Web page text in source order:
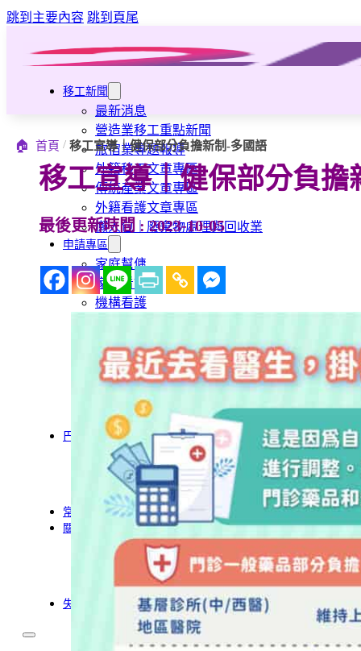
跳到主要內容 跳到頁尾
移工新聞
最新消息
營造業移工重點新聞
旅宿業專題報導
外籍移工文章專區
傳統產業文章專區
外籍看護文章專區
懶人包｜廢棄物處理與回收業
申請專區
家庭幫傭
家庭看護
機構看護
製造業移工
白領專業移工
農業移工
營造業移工
餐飲旅宿-實習生專區
巴氏量表
「3分鐘」巴氏量表評估
巴氏量表是什麼?
多元免評
常見問題
關於我們
服務據點
案例分享
歷年評鑑成績
失聯協尋
🏠 首頁 / 移工宣導｜健保部分負擔新制-多國語
移工宣導｜健保部分負擔
最後更新時間 : 2023-10-05